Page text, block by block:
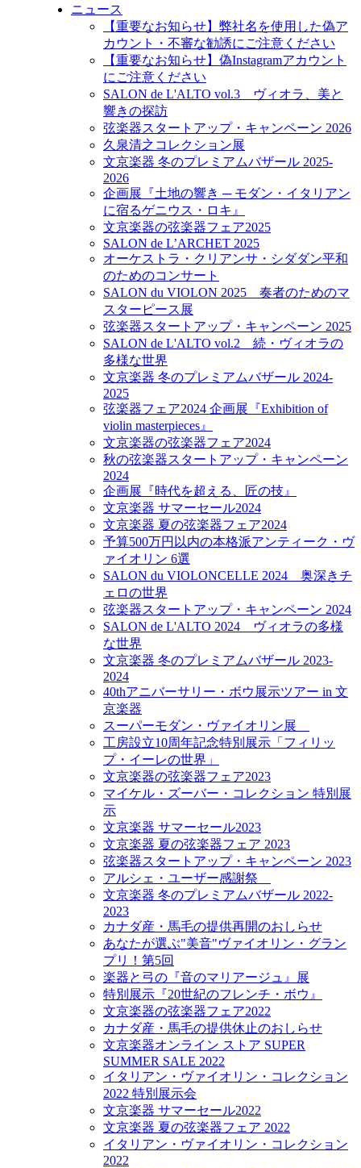
ニュース
【重要なお知らせ】弊社名を使用した偽ア
カウント・不審な勧誘にご注意ください
【重要なお知らせ】偽Instagramアカウント
にご注意ください
SALON de L'ALTO vol.3 ヴィオラ、美と
響きの探訪
弦楽器スタートアップ・キャンペーン 2026
久泉清之コレクション展
文京楽器 冬のプレミアムバザール 2025-
2026
企画展『土地の響き ─ モダン・イタリアン
に宿るゲニウス・ロキ』
文京楽器の弦楽器フェア2025
SALON de L’ARCHET 2025
オーケストラ・クリアンサ・シダダン平和
のためのコンサート
SALON du VIOLON 2025 奏者のためのマ
スターピース展
弦楽器スタートアップ・キャンペーン 2025
SALON de L'ALTO vol.2 続・ヴィオラの
多様な世界
文京楽器 冬のプレミアムバザール 2024-
2025
弦楽器フェア2024 企画展『Exhibition of
violin masterpieces』
文京楽器の弦楽器フェア2024
秋の弦楽器スタートアップ・キャンペーン
2024
企画展『時代を超える、匠の技』
文京楽器 サマーセール2024
文京楽器 夏の弦楽器フェア2024
予算500万円以内の本格派アンティーク・ヴ
ァイオリン 6選
SALON du VIOLONCELLE 2024 奥深きチ
ェロの世界
弦楽器スタートアップ・キャンペーン 2024
SALON de L'ALTO 2024 ヴィオラの多様
な世界
文京楽器 冬のプレミアムバザール 2023-
2024
40thアニバーサリー・ボウ展示ツアー in 文
京楽器
スーパーモダン・ヴァイオリン展
工房設立10周年記念特別展示「フィリッ
プ・イーレの世界」
文京楽器の弦楽器フェア2023
マイケル・ズーバー・コレクション 特別展
示
文京楽器 サマーセール2023
文京楽器 夏の弦楽器フェア 2023
弦楽器スタートアップ・キャンペーン 2023
アルシェ・ユーザー感謝祭
文京楽器 冬のプレミアムバザール 2022-
2023
カナダ産・馬毛の提供再開のおしらせ
あなたが選ぶ"美音"ヴァイオリン・グラン
プリ！第5回
楽器と弓の『音のマリアージュ』展
特別展示『20世紀のフレンチ・ボウ』
文京楽器の弦楽器フェア2022
カナダ産・馬毛の提供休止のおしらせ
文京楽器オンライン ストア SUPER
SUMMER SALE 2022
イタリアン・ヴァイオリン・コレクション
2022 特別展示会
文京楽器 サマーセール2022
文京楽器 夏の弦楽器フェア 2022
イタリアン・ヴァイオリン・コレクション
2022